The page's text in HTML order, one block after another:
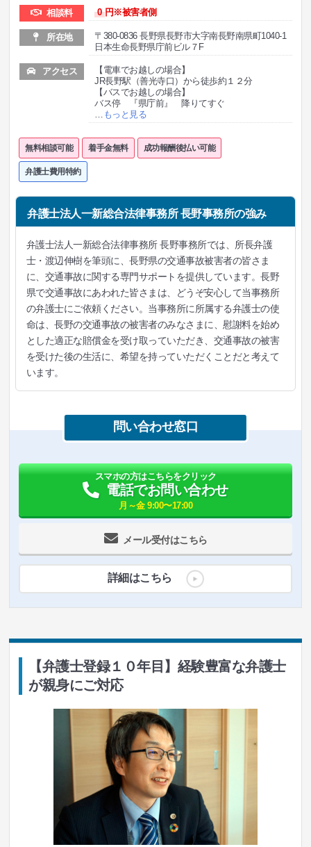
相談料 0 円※被害者側
所在地
〒380-0836 長野県長野市大字南長野南県町1040-1
日本生命長野県庁前ビル７F
アクセス
【電車でお越しの場合】
JR長野駅（善光寺口）から徒歩約１２分
【バスでお越しの場合】
バス停 『県庁前』 降りてすぐ
… もっと見る
無料相談可能 着手金無料 成功報酬後払い可能
弁護士費用特約
弁護士法人一新総合法律事務所 長野事務所の強み
弁護士法人一新総合法律事務所 長野事務所では、所長弁護
士・渡辺伸樹を筆頭に、長野県の交通事故被害者の皆さま
に、交通事故に関する専門サポートを提供しています。長野
県で交通事故にあわれた皆さまは、どうぞ安心して当事務所
の弁護士にご依頼ください。当事務所に所属する弁護士の使
命は、長野の交通事故の被害者のみなさまに、慰謝料を始め
とした適正な賠償金を受け取っていただき、交通事故の被害
を受けた後の生活に、希望を持っていただくことだと考えて
います。
問い合わせ窓口
メール受付はこちら
スマホの方はこちらをクリック
電話でお問い合わせ
月～金 9:00〜17:00
詳細はこちら
【弁護士登録１０年目】経験豊富な弁護士
が親身にご対応